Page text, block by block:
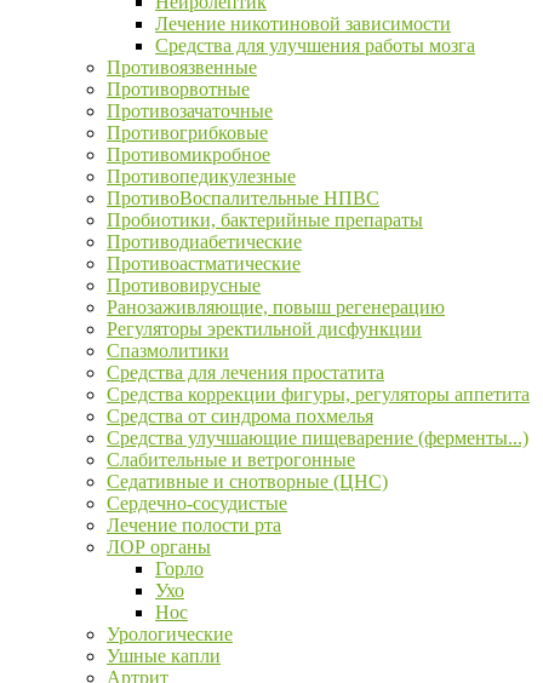
Лечение никотиновой зависимости
Средства для улучшения работы мозга
Противоязвенные
Противорвотные
Противозачаточные
Противогрибковые
Противомикробное
Противопедикулезные
ПротивоВоспалительные НПВС
Пробиотики, бактерийные препараты
Противодиабетические
Противоастматические
Противовирусные
Ранозаживляющие, повыш регенерацию
Регуляторы эректильной дисфункции
Спазмолитики
Средства для лечения простатита
Средства коррекции фигуры, регуляторы аппетита
Средства от синдрома похмелья
Средства улучшающие пищеварение (ферменты...)
Слабительные и ветрогонные
Седативные и снотворные (ЦНС)
Сердечно-сосудистые
Лечение полости рта
ЛОР органы
Горло
Ухо
Нос
Урологические
Ушные капли
Артрит